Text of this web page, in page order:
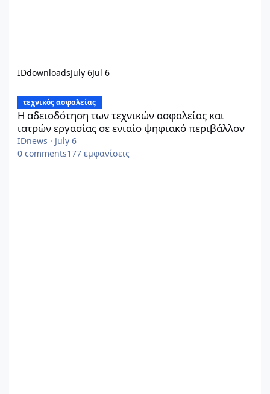
IDdownloadsJuly 6Jul 6
Η αδειοδότηση των τεχνικών ασφαλείας και ιατρών εργασίας
τεχνικός ασφαλείας
Η αδειοδότηση των τεχνικών ασφαλείας και
ιατρών εργασίας σε ενιαίο ψηφιακό περιβάλλον
IDnews · July 6
0 comments177 εμφανίσεις